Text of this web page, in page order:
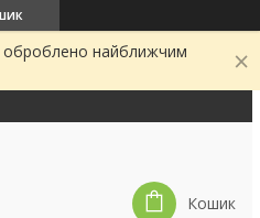
оброблено найближчим
Кошик